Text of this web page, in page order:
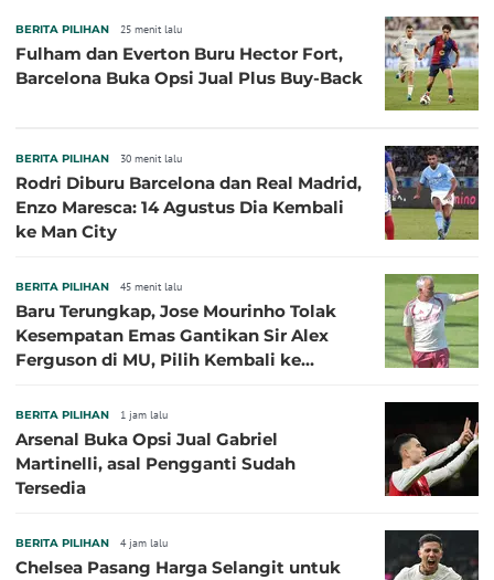
BERITA PILIHAN 25 menit lalu
Fulham dan Everton Buru Hector Fort,
Barcelona Buka Opsi Jual Plus Buy-Back
BERITA PILIHAN 30 menit lalu
Rodri Diburu Barcelona dan Real Madrid,
Enzo Maresca: 14 Agustus Dia Kembali
ke Man City
BERITA PILIHAN 45 menit lalu
Baru Terungkap, Jose Mourinho Tolak
Kesempatan Emas Gantikan Sir Alex
Ferguson di MU, Pilih Kembali ke
BERITA PILIHAN 1 jam lalu
Arsenal Buka Opsi Jual Gabriel
Martinelli, asal Pengganti Sudah
Tersedia
BERITA PILIHAN 4 jam lalu
Chelsea Pasang Harga Selangit untuk